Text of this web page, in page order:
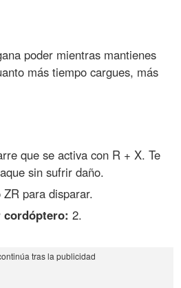
poder mientras mantienes
más tiempo cargues, más
que se activa con R + X. Te
sin sufrir daño.
para disparar.
cordóptero: 2.